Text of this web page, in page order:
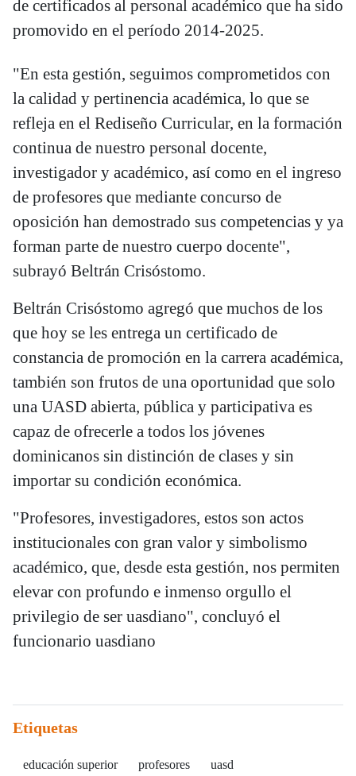
de certificados al personal académico que ha sido
promovido en el período 2014-2025.
"En esta gestión, seguimos comprometidos con
la calidad y pertinencia académica, lo que se
refleja en el Rediseño Curricular, en la formación
continua de nuestro personal docente,
investigador y académico, así como en el ingreso
de profesores que mediante concurso de
oposición han demostrado sus competencias y ya
forman parte de nuestro cuerpo docente",
subrayó Beltrán Crisóstomo.
Beltrán Crisóstomo agregó que muchos de los
que hoy se les entrega un certificado de
constancia de promoción en la carrera académica,
también son frutos de una oportunidad que solo
una UASD abierta, pública y participativa es
capaz de ofrecerle a todos los jóvenes
dominicanos sin distinción de clases y sin
importar su condición económica.
"Profesores, investigadores, estos son actos
institucionales con gran valor y simbolismo
académico, que, desde esta gestión, nos permiten
elevar con profundo e inmenso orgullo el
privilegio de ser uasdiano", concluyó el
funcionario uasdiano
Etiquetas
educación superior profesores uasd